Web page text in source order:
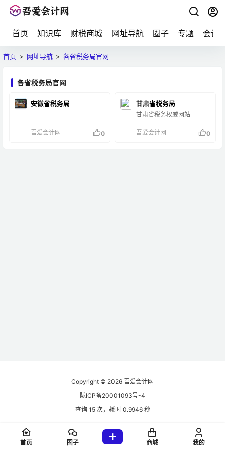
首页 知识库 财税商城 网址导航 圈子 专题 会计
首页 > 网址导航 > 各省税务局官网
各省税务局官网
安徽省税务局
吾爱会计网 0
甘肃省税务局
甘肃省税务权威网站
吾爱会计网 0
Copyright © 2026 吾爱会计网
陇ICP备20001093号-4
查询 15 次，耗时 0.9946 秒
首页 圈子 商城 我的